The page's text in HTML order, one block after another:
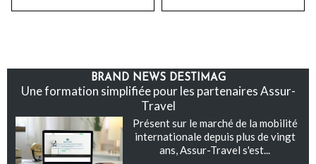
BRAND NEWS DESTIMAG
Une formation simplifiée pour les partenaires Assur-
Travel
Présent sur le marché de la mobilité
internationale depuis plus de vingt
ans, Assur-Travel s'est...